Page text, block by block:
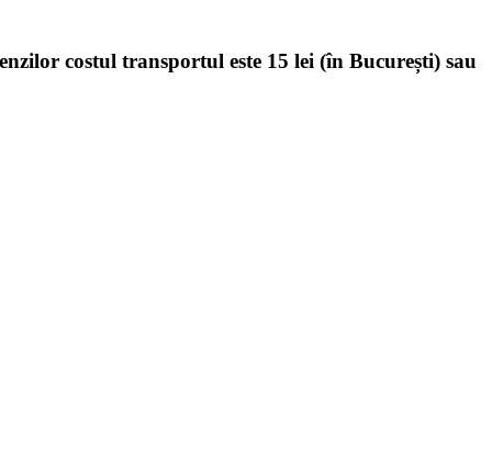
costul transportul este 15 lei (în București) sau